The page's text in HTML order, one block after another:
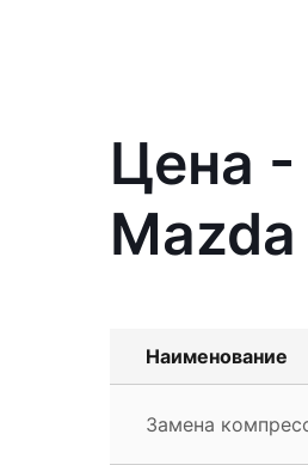
Цена -
Наименование
Замена